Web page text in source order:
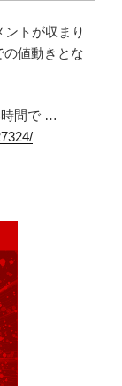
トが収まり
値動きとな
時間で …